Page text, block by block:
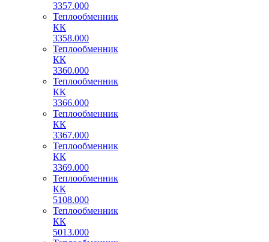
3357.000
Теплообменник
КК
3358.000
Теплообменник
КК
3360.000
Теплообменник
КК
3366.000
Теплообменник
КК
3367.000
Теплообменник
КК
3369.000
Теплообменник
КК
5108.000
Теплообменник
КК
5013.000